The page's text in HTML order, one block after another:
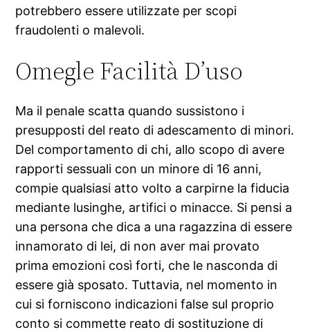
potrebbero essere utilizzate per scopi
fraudolenti o malevoli.
Omegle Facilità D’uso
Ma il penale scatta quando sussistono i
presupposti del reato di adescamento di minori.
Del comportamento di chi, allo scopo di avere
rapporti sessuali con un minore di 16 anni,
compie qualsiasi atto volto a carpirne la fiducia
mediante lusinghe, artifici o minacce. Si pensi a
una persona che dica a una ragazzina di essere
innamorato di lei, di non aver mai provato
prima emozioni così forti, che le nasconda di
essere già sposato. Tuttavia, nel momento in
cui si forniscono indicazioni false sul proprio
conto si commette reato di sostituzione di